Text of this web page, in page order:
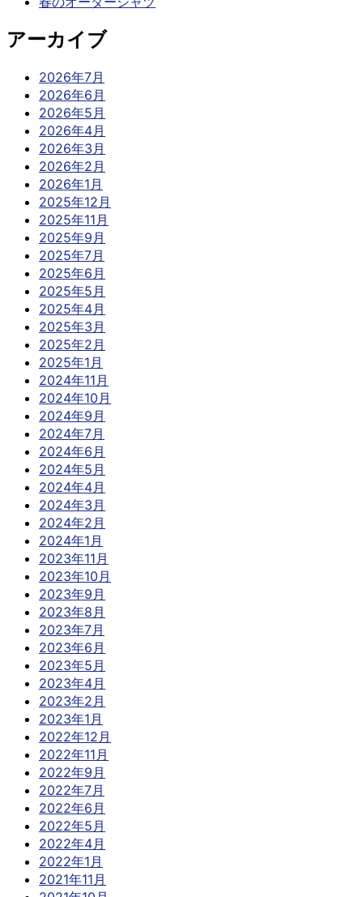
アーカイブ
2026年7月
2026年6月
2026年5月
2026年4月
2026年3月
2026年2月
2026年1月
2025年12月
2025年11月
2025年9月
2025年7月
2025年6月
2025年5月
2025年4月
2025年3月
2025年2月
2025年1月
2024年11月
2024年10月
2024年9月
2024年7月
2024年6月
2024年5月
2024年4月
2024年3月
2024年2月
2024年1月
2023年11月
2023年10月
2023年9月
2023年8月
2023年7月
2023年6月
2023年5月
2023年4月
2023年2月
2023年1月
2022年12月
2022年11月
2022年9月
2022年7月
2022年6月
2022年5月
2022年4月
2022年1月
2021年11月